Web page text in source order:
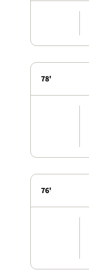
78'
76'